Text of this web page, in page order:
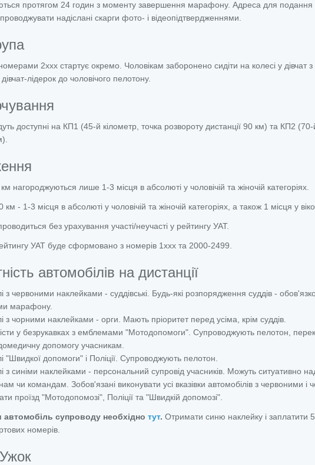
протягом 24 годин з моменту завершення марафону. Адреса для подання
надіслані скарги фото- і відеопідтвердженнями.
2ххх стартує окремо. Чоловікам заборонено сидіти на колесі у дівчат
лідерок до чоловічого пелотону.
доступні на КП1 (45-й кілометр, точка розвороту дистанції 90 км) та КП2
нагороджуються лише 1-3 місця в абсолюті у чоловічій та жіночій категоріях.
км - 1-3 місця в абсолюті у чоловічій та жіночій категоріях, а також 1 місця у
без урахування участі/неучасті у рейтингу УАТ.
УАТ буде сформовано з номерів 1ххх та 2000-2499.
автомобілів на дистанції
з червоними наклейками - суддівські. Будь-які розпорядження суддів -
марафону.
з чорними наклейками - орги. Мають пріоритет перед усіма, крім суддів.
у безрукавках з емблемами "Мотодопомоги". Супроводжують пелотон,
допомогу учасникам.
"Швидкої допомоги" і Поліції. Супроводжують пелотон.
з синіми наклейками - персональний супровід учасників. Можуть ситуативно
чи командам. Зобов'язані виконувати усі вказівки автомобілів з червоними
проїзд "Мотодопомозі", Поліції та "Швидкій допомозі".
автомобіль супроводу необхідно тут. Отримати синю наклейку і заплатити
номерів.